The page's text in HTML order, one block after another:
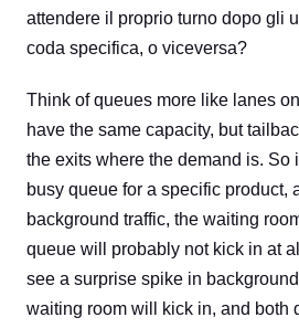
attendere il proprio turno dopo gli
coda specifica, o viceversa?
Think of queues more like lanes
have the same capacity, but
the exits where the demand is. So
busy queue for a specific product,
background traffic, the waiting
queue will probably not kick in at
see a surprise spike in background
waiting room will kick in, and both